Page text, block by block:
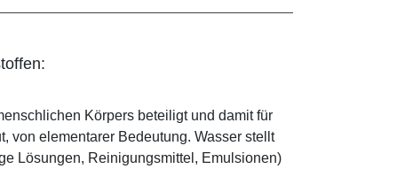
Körpers beteiligt und damit für
von elementarer Bedeutung. Wasser stellt
Lösungen, Reinigungsmittel, Emulsionen)